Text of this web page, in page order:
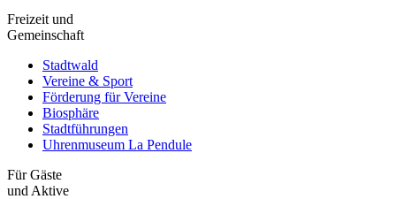
Freizeit und
Gemeinschaft
Stadtwald
Vereine & Sport
Förderung für Vereine
Biosphäre
Stadtführungen
Uhrenmuseum La Pendule
Für Gäste
und Aktive